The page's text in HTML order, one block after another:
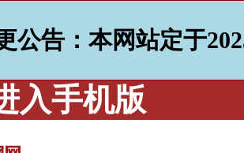
公告：本网站定于
入手机版